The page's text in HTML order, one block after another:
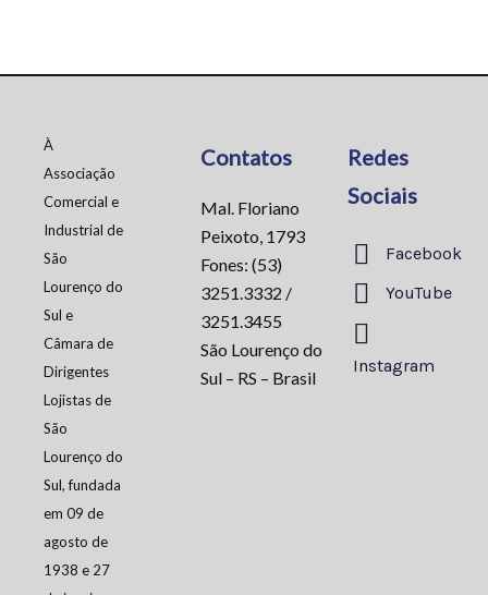
À
Associação
Comercial e
Industrial de
São
Lourenço do
Sul e
Câmara de
Dirigentes
Lojistas de
São
Lourenço do
Sul, fundada
em 09 de
agosto de
1938 e 27
Contatos
Mal. Floriano
Peixoto, 1793
Fones: (53)
3251.3332 /
3251.3455
São Lourenço do
Sul – RS – Brasil
Redes
Sociais
Facebook
YouTube
Instagram